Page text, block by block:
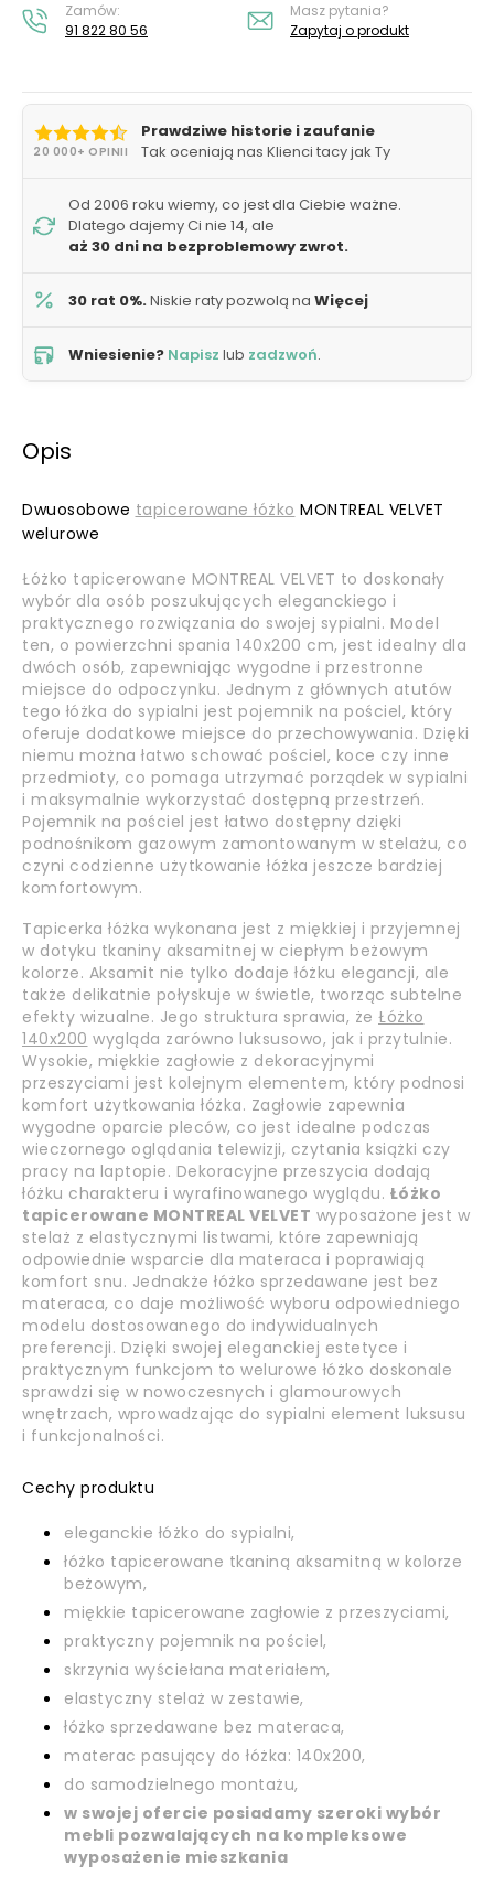
Zamów:
91 822 80 56
Masz pytania?
Zapytaj o produkt
20 000+ OPINII
Prawdziwe historie i zaufanie
Tak oceniają nas Klienci tacy jak Ty
Od 2006 roku wiemy, co jest dla Ciebie ważne.
Dlatego dajemy Ci nie 14, ale
aż 30 dni na bezproblemowy zwrot.
30 rat 0%.Niskie raty pozwolą na Więcej
Wniesienie? Napisz lub zadzwoń.
Opis
Dwuosobowe tapicerowane łóżko MONTREAL VELVET
welurowe
Łóżko tapicerowane MONTREAL VELVET to doskonały
wybór dla osób poszukujących eleganckiego i
praktycznego rozwiązania do swojej sypialni. Model
ten, o powierzchni spania 140x200 cm, jest idealny dla
dwóch osób, zapewniając wygodne i przestronne
miejsce do odpoczynku. Jednym z głównych atutów
tego łóżka do sypialni jest pojemnik na pościel, który
oferuje dodatkowe miejsce do przechowywania. Dzięki
niemu można łatwo schować pościel, koce czy inne
przedmioty, co pomaga utrzymać porządek w sypialni
i maksymalnie wykorzystać dostępną przestrzeń.
Pojemnik na pościel jest łatwo dostępny dzięki
podnośnikom gazowym zamontowanym w stelażu, co
czyni codzienne użytkowanie łóżka jeszcze bardziej
komfortowym.
Tapicerka łóżka wykonana jest z miękkiej i przyjemnej
w dotyku tkaniny aksamitnej w ciepłym beżowym
kolorze. Aksamit nie tylko dodaje łóżku elegancji, ale
także delikatnie połyskuje w świetle, tworząc subtelne
efekty wizualne. Jego struktura sprawia, że Łóżko
140x200 wygląda zarówno luksusowo, jak i przytulnie.
Wysokie, miękkie zagłowie z dekoracyjnymi
przeszyciami jest kolejnym elementem, który podnosi
komfort użytkowania łóżka. Zagłowie zapewnia
wygodne oparcie pleców, co jest idealne podczas
wieczornego oglądania telewizji, czytania książki czy
pracy na laptopie. Dekoracyjne przeszycia dodają
łóżku charakteru i wyrafinowanego wyglądu. Łóżko
tapicerowane MONTREAL VELVET wyposażone jest w
stelaż z elastycznymi listwami, które zapewniają
odpowiednie wsparcie dla materaca i poprawiają
komfort snu. Jednakże łóżko sprzedawane jest bez
materaca, co daje możliwość wyboru odpowiedniego
modelu dostosowanego do indywidualnych
preferencji. Dzięki swojej eleganckiej estetyce i
praktycznym funkcjom to welurowe łóżko doskonale
sprawdzi się w nowoczesnych i glamourowych
wnętrzach, wprowadzając do sypialni element luksusu
i funkcjonalności.
Cechy produktu
eleganckie łóżko do sypialni,
łóżko tapicerowane tkaniną aksamitną w kolorze
beżowym,
miękkie tapicerowane zagłowie z przeszyciami,
praktyczny pojemnik na pościel,
skrzynia wyściełana materiałem,
elastyczny stelaż w zestawie,
łóżko sprzedawane bez materaca,
materac pasujący do łóżka: 140x200,
do samodzielnego montażu,
w swojej ofercie posiadamy szeroki wybór
mebli pozwalających na kompleksowe
wyposażenie mieszkania